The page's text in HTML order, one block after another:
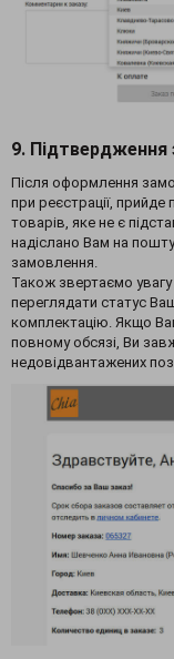
9. Підтвердження
Після оформлення
при реєстрації,
товарів, яке не є
надіслано Вам на
замовлення.
Також звертаємо
переглядати статус
комплектацію. Якщо
повному обсязі, Ви
недовідвантажених